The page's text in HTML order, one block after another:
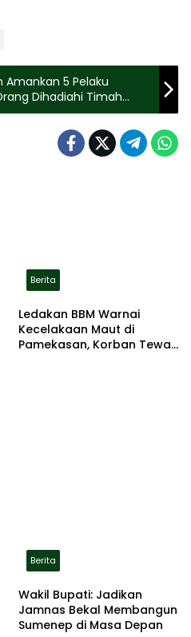
Amankan 5 Pelaku
Dihadiahi Timah
Berita
Ledakan BBM Warnai
Kecelakaan Maut di
Pamekasan, Korban Tewas
Berita
Wakil Bupati: Jadikan
Jamnas Bekal Membangun
Sumenep di Masa Depan